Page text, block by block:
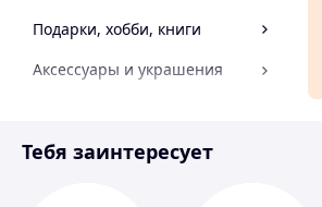
Подарки, хобби, книги
Аксессуары и украшения
Спорт и отдых
Тебя заинтересует